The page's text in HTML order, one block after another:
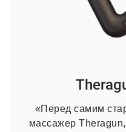
«Перед самим
массажер